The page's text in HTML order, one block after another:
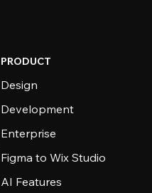
PRODUCT
Design
Development
Enterprise
Figma to Wix Studio
AI Features